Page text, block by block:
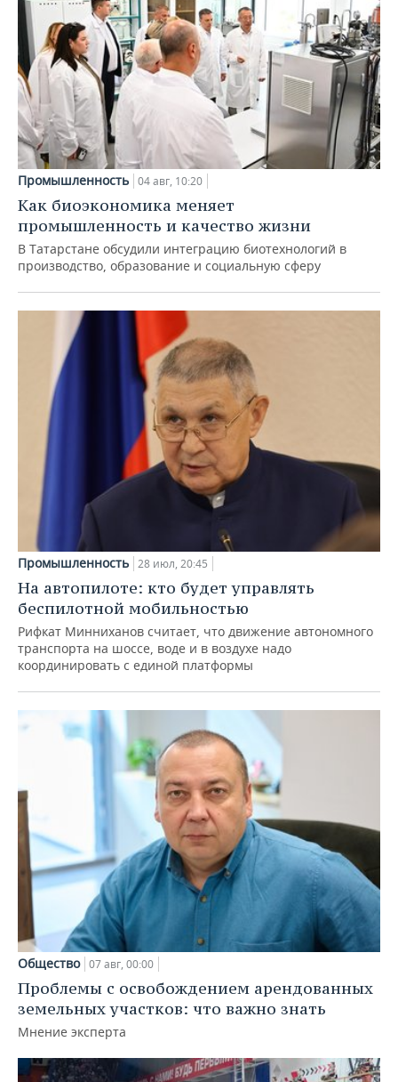
Промышленность 04 авг, 10:20
Как биоэкономика меняет
промышленность и качество жизни
В Татарстане обсудили интеграцию биотехнологий в
производство, образование и социальную сферу
Промышленность 28 июл, 20:45
На автопилоте: кто будет управлять
беспилотной мобильностью
Рифкат Минниханов считает, что движение автономного
транспорта на шоссе, воде и в воздухе надо
координировать с единой платформы
Общество 07 авг, 00:00
Проблемы с освобождением арендованных
земельных участков: что важно знать
Мнение эксперта